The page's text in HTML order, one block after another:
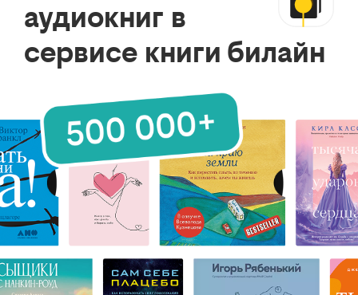
аудиокниг в
сервисе книги билайн